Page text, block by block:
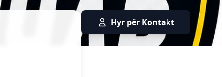
· Kumanovë
Hyr për Kontakt